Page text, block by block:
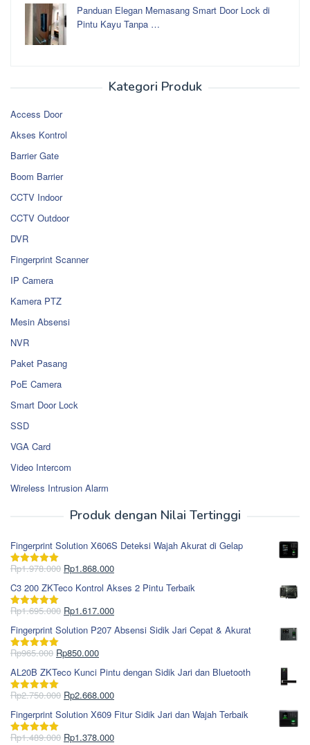
Panduan Elegan Memasang Smart Door Lock di
Pintu Kayu Tanpa …
Kategori Produk
Access Door
Akses Kontrol
Barrier Gate
Boom Barrier
CCTV Indoor
CCTV Outdoor
DVR
Fingerprint Scanner
IP Camera
Kamera PTZ
Mesin Absensi
NVR
Paket Pasang
PoE Camera
Smart Door Lock
SSD
VGA Card
Video Intercom
Wireless Intrusion Alarm
Produk dengan Nilai Tertinggi
Fingerprint Solution X606S Deteksi Wajah Akurat di Gelap
Dinilai5.00
Rp1.978.000 Harga
aslinya
adalah:
Rp1.978.000.
Rp1.868.000Harga
saat
ini
adalah:
C3 200 ZKTeco Kontrol Akses 2 Pintu Terbaik
Dinilai5.00
Rp1.695.000 Harga
aslinya
adalah:
Rp1.695.000.
Rp1.617.000Harga
saat
ini
Fingerprint Solution P207 Absensi Sidik Jari Cepat & Akurat
Dinilai5.00
Rp965.000 Harga
aslinya
adalah:
Rp965.000.
Rp850.000Harga
saat
ini
adalah:
AL20B ZKTeco Kunci Pintu dengan Sidik Jari dan Bluetooth
Dinilai5.00
Rp2.750.000 Harga
aslinya
adalah:
Rp2.750.000.
Rp2.668.000Harga
saat
ini
adalah:
Fingerprint Solution X609 Fitur Sidik Jari dan Wajah Terbaik
Dinilai5.00
Rp1.489.000 Harga
Rp1.378.000Harga